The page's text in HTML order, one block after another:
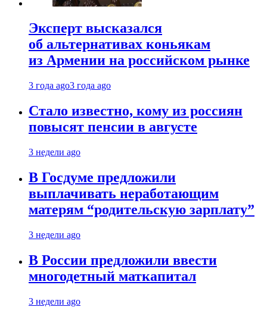
Эксперт высказался
об альтернативах коньякам
из Армении на российском рынке
3 года ago3 года ago
Стало известно, кому из россиян
повысят пенсии в августе
3 недели ago
В Госдуме предложили
выплачивать неработающим
матерям “родительскую зарплату”
3 недели ago
В России предложили ввести
многодетный маткапитал
3 недели ago